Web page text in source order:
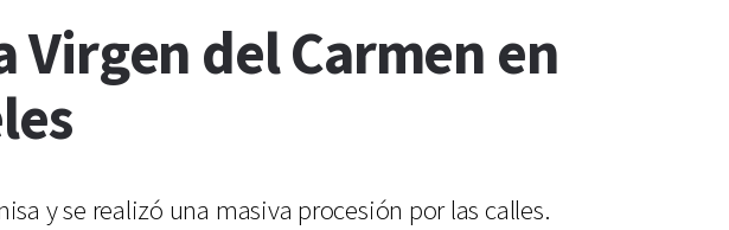
del Carmen en
y se realizó una masiva procesión por las calles.